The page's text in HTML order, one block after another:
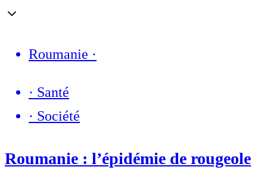
Roumanie ·
· Santé
· Société
Roumanie : l’épidémie de rougeole